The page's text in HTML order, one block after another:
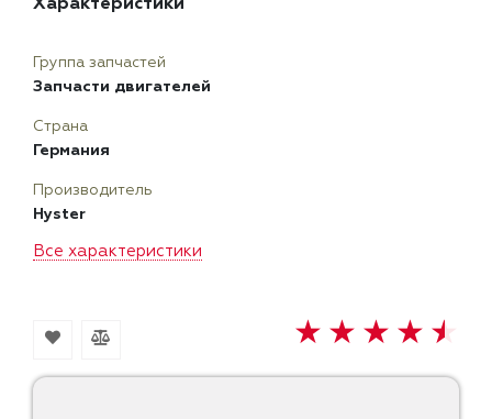
Все характеристики
Группа запчастей
Запчасти двигателей
Страна
Германия
Производитель
Hyster